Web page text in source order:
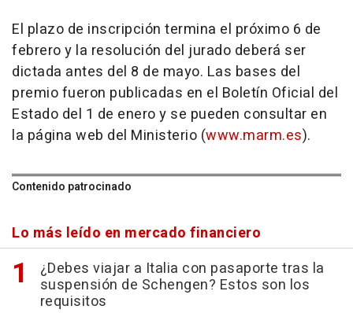
El plazo de inscripción termina el próximo 6 de
febrero y la resolución del jurado deberá ser
dictada antes del 8 de mayo. Las bases del
premio fueron publicadas en el Boletín Oficial del
Estado del 1 de enero y se pueden consultar en
la página web del Ministerio (www.marm.es).
Contenido patrocinado
Lo más leído en mercado financiero
¿Debes viajar a Italia con pasaporte tras la
suspensión de Schengen? Estos son los
requisitos